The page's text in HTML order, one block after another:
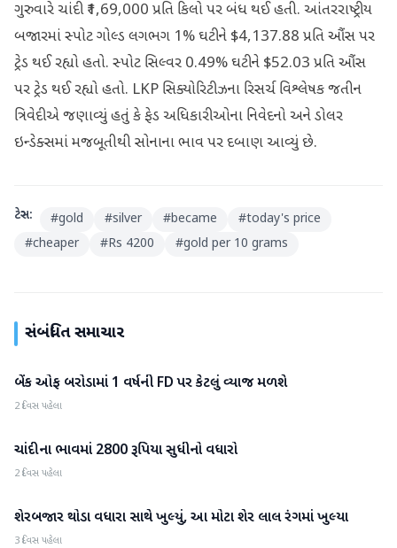
ગુરુવારે ચાંદી ₹1,69,000 પ્રતિ કિલો પર બંધ થઈ હતી. આંતરરાષ્ટ્રીય
બજારમાં સ્પોટ ગોલ્ડ લગભગ 1% ઘટીને $4,137.88 પ્રતિ ઔંસ પર
ટ્રેડ થઈ રહ્યો હતો. સ્પોટ સિલ્વર 0.49% ઘટીને $52.03 પ્રતિ ઔંસ
પર ટ્રેડ થઈ રહ્યો હતો. LKP સિક્યોરિટીઝના રિસર્ચ વિશ્લેષક જતીન
ત્રિવેદીએ જણાવ્યું હતું કે ફેડ અધિકારીઓના નિવેદનો અને ડોલર
ઇન્ડેક્સમાં મજબૂતીથી સોનાના ભાવ પર દબાણ આવ્યું છે.
ટેગ્સ: #gold #silver #became #today's price
#cheaper #Rs 4200 #gold per 10 grams
સંબંધિત સમાચાર
બિઝનેસ
બેંક ઓફ બરોડામાં 1 વર્ષની FD પર કેટલું વ્યાજ મળશે
2 દિવસ પહેલા
બિઝનેસ
ચાંદીના ભાવમાં 2800 રૂપિયા સુધીનો વધારો
2 દિવસ પહેલા
બિઝનેસ
શેરબજાર થોડા વધારા સાથે ખુલ્યું, આ મોટા શેર લાલ રંગમાં ખુલ્યા
3 દિવસ પહેલા